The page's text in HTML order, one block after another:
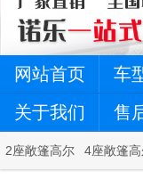
网站首页 车
关于我们
售
2座敞篷高尔 4座敞篷